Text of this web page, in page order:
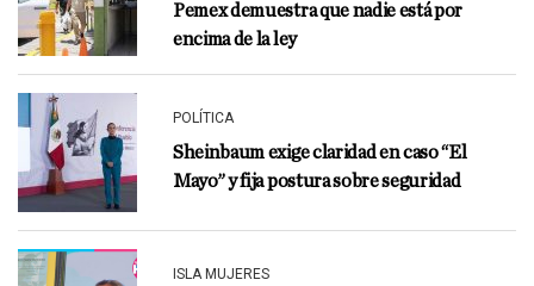
Pemex demuestra que nadie está por
encima de la ley
POLÍTICA
Sheinbaum exige claridad en caso “El
Mayo” y fija postura sobre seguridad
ISLA MUJERES